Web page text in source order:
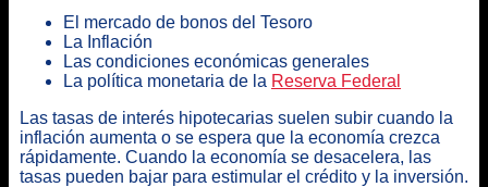
El mercado de bonos del Tesoro
La Inflación
Las condiciones económicas generales
La política monetaria de la Reserva Federal
Las tasas de interés hipotecarias suelen subir cuando la
inflación aumenta o se espera que la economía crezca
rápidamente. Cuando la economía se desacelera, las
tasas pueden bajar para estimular el crédito y la inversión.